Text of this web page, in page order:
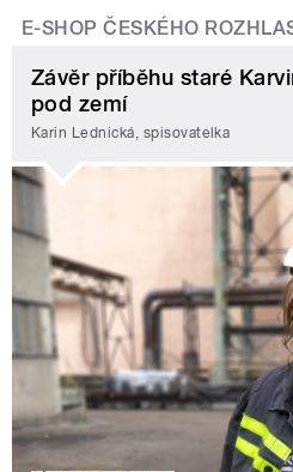
E-SHOP ČESKÉHO
Závěr příběhu staré
pod zemí
Karin Lednická, spisovatelka